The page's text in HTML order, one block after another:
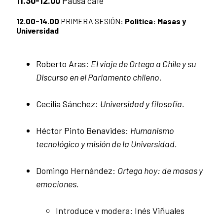
12.00-14.00 PRIMERA SESIÓN: Política: Masas y
Universidad
Roberto Aras: El viaje de Ortega a Chile y su
Discurso en el Parlamento chileno.
Cecilia Sánchez: Universidad y filosofía.
Héctor Pinto Benavides: Humanismo
tecnológico y misión de la Universidad.
Domingo Hernández: Ortega hoy: de masas y
emociones.
Introduce y modera: Inés Viñuales